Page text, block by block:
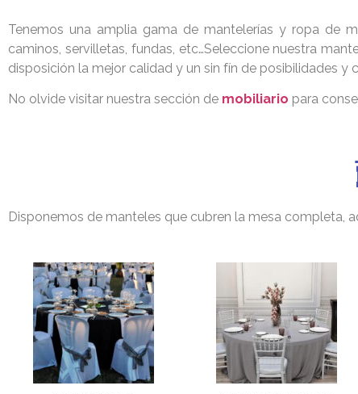
Tenemos una amplia gama de mantelerías y ropa de
caminos, servilletas, fundas, etc…Seleccione nuestra
disposición la mejor calidad y un sin fín de posibilidades y
No olvide visitar nuestra sección de mobiliario para
Disponemos de manteles que cubren la mesa completa,